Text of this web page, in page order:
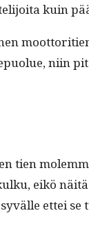
kuin
niin
tien
eikö
ettei se